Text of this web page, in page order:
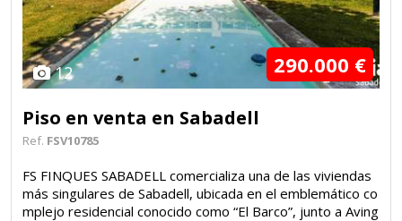
12 290.000 €
Piso en venta en Sabadell
Ref. FSV10785
FS FINQUES SABADELL comercializa una de las viviendas
más singulares de Sabadell, ubicada en el emblemático co
mplejo residencial conocido como “El Barco”, junto a Aving